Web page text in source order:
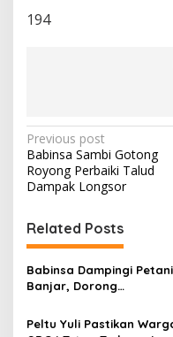
194
P
o
s
t
n
a
v
i
Previous post
Babinsa Sambi Gotong
Royong Perbaiki Talud
Dampak Longsor
Related Posts
Babinsa Dampingi Petani
Banjar, Dorong
Ketahanan Pangan
Peltu Yuli Pastikan